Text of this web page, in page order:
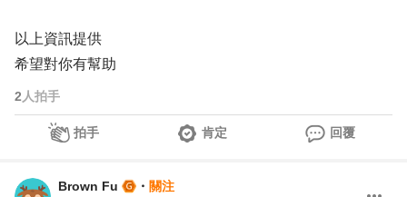
以上資訊提供
希望對你有幫助
2 人拍手
拍手 肯定 回覆
Brown Fu ・ 關注